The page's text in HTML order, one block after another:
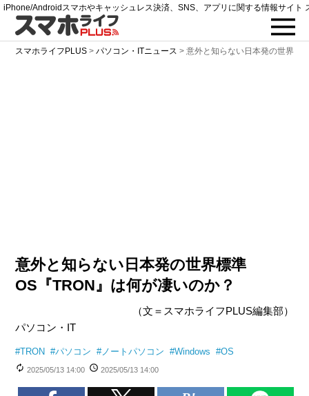
iPhone/Androidスマホやキャッシュレス決済、SNS、アプリに関する情報サイト
スマホライフPLUS >パソコン・ITニュース >意外と知らない日本発の世界標
意外と知らない日本発の世界標準
OS『TRON』は何が凄いのか？
（文＝スマホライフPLUS編集部）
パソコン・IT
#TRON #パソコン #ノートパソコン #Windows #OS
2025/05/13 14:00 2025/05/13 14:00